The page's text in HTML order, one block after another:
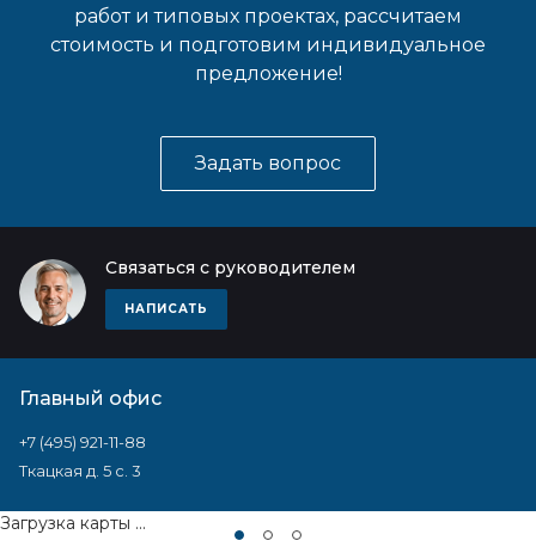
работ и типовых проектах, рассчитаем
стоимость и подготовим индивидуальное
предложение!
Задать вопрос
Связаться с руководителем
НАПИСАТЬ
Главный офис
+7 (495) 921-11-88
Ткацкая д. 5 с. 3
Загрузка карты ...